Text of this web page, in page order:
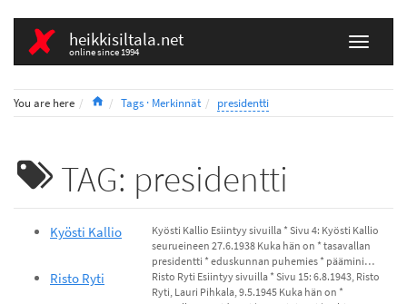
heikkisiltala.net
online since 1994
You are here HomeTags · Merkinnät presidentti
TAG: presidentti
Kyösti Kallio
Kyösti Kallio Esiintyy sivuilla * Sivu 4: Kyösti Kallio
seurueineen 27.6.1938 Kuka hän on * tasavallan
presidentti * eduskunnan puhemies * päämini…
Risto Ryti
Risto Ryti Esiintyy sivuilla * Sivu 15: 6.8.1943, Risto
Ryti, Lauri Pihkala, 9.5.1945 Kuka hän on *